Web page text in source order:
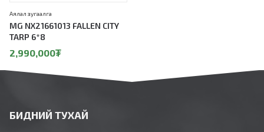
MG NX21661013 FALLEN CITY
TARP 6*8
Аялал зугаалга
2,990,000₮
БИДНИЙ ТУХАЙ